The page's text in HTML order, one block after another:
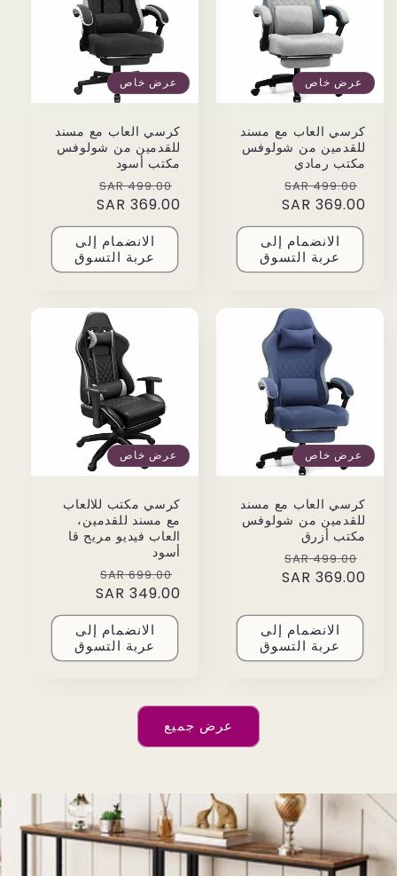
عرض خاص
كرسي العاب مع مسند
للقدمين من شولوفس
مكتب رمادي
Regular
price
499.00 SAR
Sale
price
369.00 SAR
الانضمام إلى
عربة التسوق
عرض خاص
كرسي العاب مع مسند
للقدمين من شولوفس
مكتب أسود
Regular
price
499.00 SAR
Sale
price
369.00 SAR
الانضمام إلى
عربة التسوق
عرض خاص
كرسي العاب مع مسند
للقدمين من شولوفس
مكتب أزرق
Regular
price
499.00 SAR
Sale
price
369.00 SAR
الانضمام إلى
عربة التسوق
عرض خاص
كرسي مكتب للالعاب
مع مسند للقدمين،
العاب فيديو مريح قا
أسود
Regular
price
699.00 SAR
Sale
price
349.00 SAR
الانضمام إلى
عربة التسوق
عرض جميع